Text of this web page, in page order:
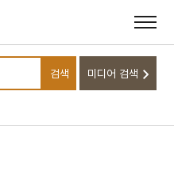
검색어를 입력하세요
검색 미디어 검색